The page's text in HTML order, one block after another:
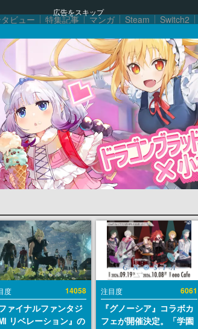
広告をスキップ
ビュー 特集記事 マンガ Steam Switch2
度 14058
ファイナルファンタジ
リベレーション』の
注目度 6061
『グノーシア』コラボカ
フェが開催決定。「学園